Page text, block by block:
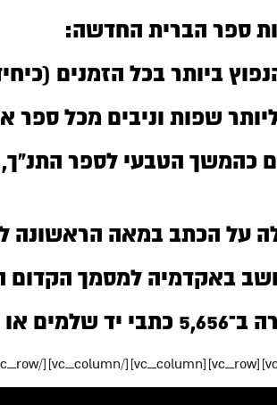
ספר הברית החדשה:
ביותר בכל הזמנים
שפות וניבים מכל
כהמשך הטבעי לספר
לספירה, כ300 עד 400 שנה לפני
באקדמיה למסמך הקדום
ה־2 לספירה.